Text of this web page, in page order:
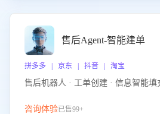
售后Agent-智能建单
拼多多 | 京东 | 抖音 | 淘宝
售后机器人 · 工单创建 · 信息智能填
咨询体验已售99+